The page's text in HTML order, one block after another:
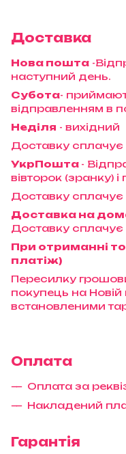
Доставка
Нова пошта -
наступний день.
Субота-
відправленням в
Неділя - вихідний
Доставку сплачує
УкрПошта -
вівторок (зранку)
Доставку сплачує
Доставка на
Доставку сплачує
При отриманні
платіж)
Пересилку
покупець на
встановленими
Оплата
Оплата за
Накладений
Гарантія